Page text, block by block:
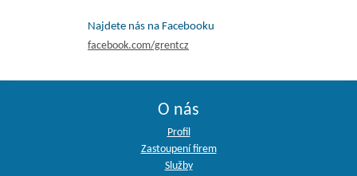
Najdete nás na Facebooku
facebook.com/grentcz
O nás
Profil
Zastoupení firem
Služby